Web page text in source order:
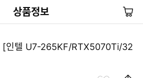
상품정보
장
바
[인텔 U7-265KF/RTX5070Ti/32